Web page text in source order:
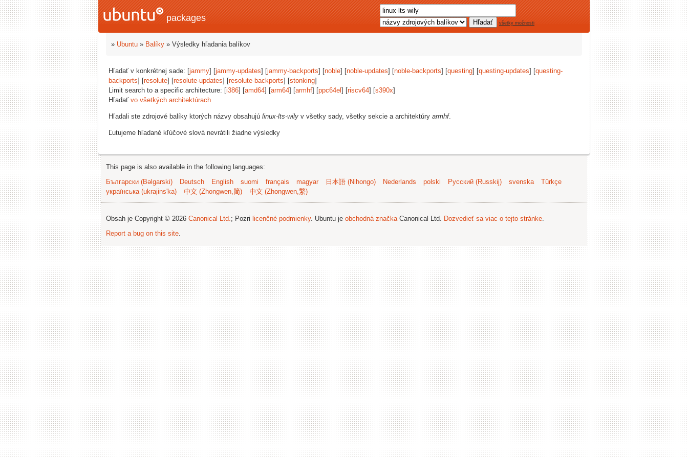
packages všetky možnosti
» Ubuntu » Balíky » Výsledky hľadania balíkov
Hľadať v konkrétnej sade: [jammy] [jammy-updates] [jammy-backports] [noble] [noble-updates] [noble-backports] [questing] [questing-updates] [questing-
backports] [resolute] [resolute-updates] [resolute-backports] [stonking]
Limit search to a specific architecture: [i386] [amd64] [arm64] [armhf] [ppc64el ] [riscv64] [s390x]
Hľadať vo všetkých architektúrach
Hľadali ste zdrojové balíky ktorých názvy obsahujú linux-lts-wily v všetky sady, všetky sekcie a architektúry armhf.
Ľutujeme hľadané kľúčové slová nevrátili žiadne výsledky
This page is also available in the following languages:
Български (Bəlgarski)
Deutsch English suomi français magyar 日本語 (Nihongo) Nederlands polski Русский (Russkij) svenska
Türkçe
українська (ukrajins'ka)
中文 (Zhongwen,简) 中文 (Zhongwen,繁)
Obsah je Copyright © 2026 Canonical Ltd.; Pozri licenčné podmienky. Ubuntu je obchodná značkaCanonical Ltd. Dozvedieť sa viac o tejto stránke.
Report a bug on this site.